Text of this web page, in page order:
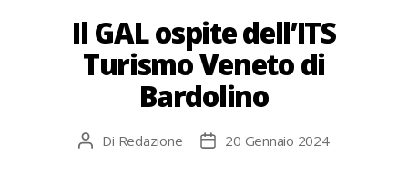
Il GAL ospite dell’ITS
Turismo Veneto di
Bardolino
Autore
Di Redazione
Data20 Gennaio 2024